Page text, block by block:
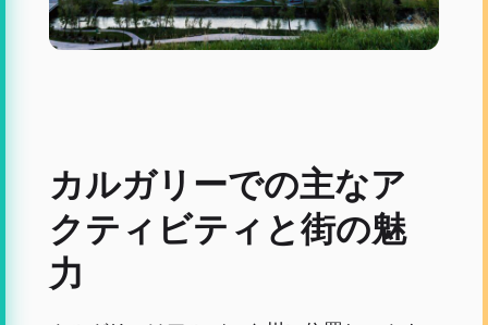
カルガリーでの主なア
クティビティと街の魅
力